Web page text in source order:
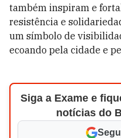
também inspiram e
resistência e
um símbolo de
ecoando pela cidade e
Siga a Exame e
notícias do